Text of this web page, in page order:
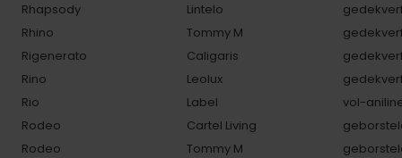
Rhapsody
Lintelo
Rhino
Tommy M
Rigenerato
Caligaris
Rino
Leolux
Rio
Label
vol-
Rodeo
Cartel Living
Rodeo
Tommy M